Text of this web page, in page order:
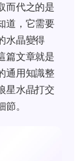
而代之的是
道，它需要
水晶變得
篇文章就是
通用知識整
星水晶打交
。